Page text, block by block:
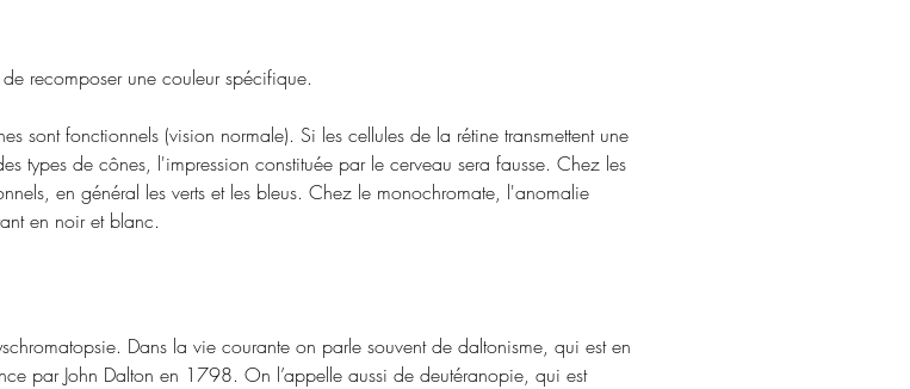
recomposer une couleur spécifique.
sont fonctionnels (vision normale). Si les cellules de la rétine transmettent une
types de cônes, l'impression constituée par le cerveau sera fausse. Chez les
en général les verts et les bleus. Chez le monochromate, l'anomalie
en noir et blanc.
Dans la vie courante on parle souvent de daltonisme, qui est en
par John Dalton en 1798. On l’appelle aussi de deutéranopie, qui est